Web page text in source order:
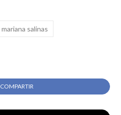
mariana salinas
COMPARTIR